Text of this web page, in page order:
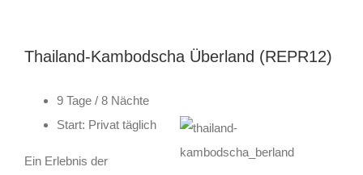
Thailand-Kambodscha Überland (REPR12)
9 Tage / 8 Nächte
Start: Privat täglich
Ein Erlebnis der